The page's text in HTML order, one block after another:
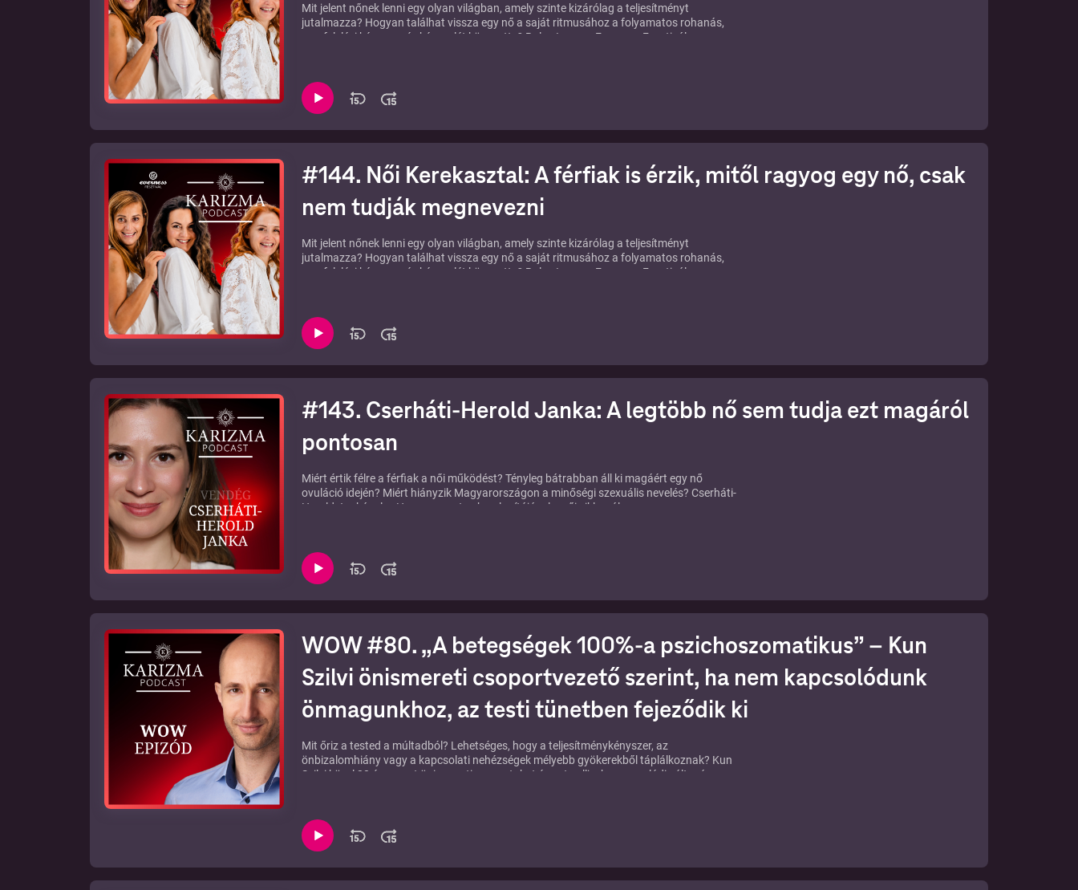
Mit jelent nőnek lenni egy olyan világban, amely szinte kizárólag a teljesítményt
jutalmazza? Hogyan találhat vissza egy nő a saját ritmusához a folyamatos rohanás,
megfelelési kényszer és készenlét közepette? Bolya Imre az Everness Fesztiválon
Jegyzetek az adáshoz itt: ⁠⁠⁠⁠⁠⁠⁠⁠⁠⁠⁠⁠⁠⁠⁠
#144. Női Kerekasztal: A férfiak is érzik, mitől ragyog egy nő, csak
nem tudják megnevezni
Mit jelent nőnek lenni egy olyan világban, amely szinte kizárólag a teljesítményt
jutalmazza? Hogyan találhat vissza egy nő a saját ritmusához a folyamatos rohanás,
megfelelési kényszer és készenlét közepette? Bolya Imre az Everness Fesztiválon
Jegyzetek az adáshoz itt: ⁠⁠⁠⁠⁠⁠⁠⁠⁠⁠⁠⁠⁠⁠⁠
#143. Cserháti-Herold Janka: A legtöbb nő sem tudja ezt magáról
pontosan
Miért értik félre a férfiak a női működést? Tényleg bátrabban áll ki magáért egy nő
ovuláció idején? Miért hiányzik Magyarországon a minőségi szexuális nevelés? Cserháti-
Herold Jankával, a Hormonmentes.hu alapítójával a női ciklusról, a
Fedezd fel a ladea.hu női szexwellness shopot, ahol első vásárlásodból 10% kedvezményt
kapsz a KARIZMA10 kuponkóddal.
Jegyzetek az adáshoz itt:
WOW #80. „A betegségek 100%-a pszichoszomatikus” – Kun
Szilvi önismereti csoportvezető szerint, ha nem kapcsolódunk
önmagunkhoz, az testi tünetben fejeződik ki
Mit őriz a tested a múltadból? Lehetséges, hogy a teljesítménykényszer, az
önbizalomhiány vagy a kapcsolati nehézségek mélyebb gyökerekből táplálkoznak? Kun
Szilvi közel 20 éve vezet önismereti csoportokat és azt vallja, hogy a valódi változás